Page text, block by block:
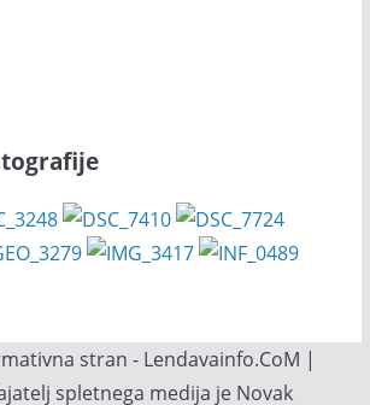
stran - Lendavainfo.CoM |
spletnega medija je Novak